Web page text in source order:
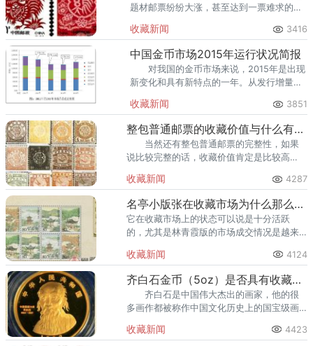
题材邮票纷纷大涨，甚至达到一票难求的局
祥、祝福、和谐的文化底蕴，成为不少投资
者的首选。
收藏新闻 3416
中国金币市场2015年运行状况简报
对我国的金币市场来说，2015年是出现
新变化和具有新特点的一年。从发行增量
式和销售渠道出现了新变 化，在重大题材和
技术创新助力下，整
收藏新闻 3851
整包普通邮票的收藏价值与什么有关系
当然还有整包普通邮票的完整性，如果
说比较完整的话，收藏价值肯定是比较高
收藏新闻 4287
名亭小版张在收藏市场为什么那么火热 风景邮票可以说是非常美
它在收藏市场上的状态可以说是十分活跃
的，尤其是林青霞版的市场成交情况是越来
收藏新闻 4124
齐白石金币（5oz）是否具有收藏价值？ 齐白石是中国伟大杰出
齐白石是中国伟大杰出的画家，他的很
多画作都被称作中国文化历史上的国宝级画
会偏爱齐白石的大作。
收藏新闻 4423